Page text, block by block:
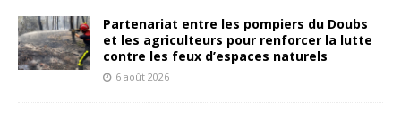
Partenariat entre les pompiers du Doubs
et les agriculteurs pour renforcer la lutte
contre les feux d’espaces naturels
6 août 2026